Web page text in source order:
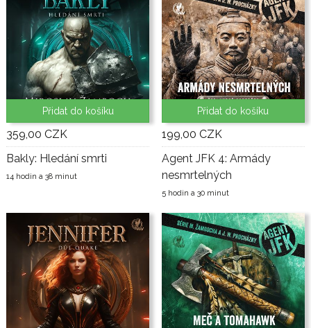
Přidat do košíku
359,00 CZK
Bakly: Hledání smrti
14 hodin a 38 minut
Přidat do košíku
199,00 CZK
Agent JFK 4: Armády
nesmrtelných
5 hodin a 30 minut